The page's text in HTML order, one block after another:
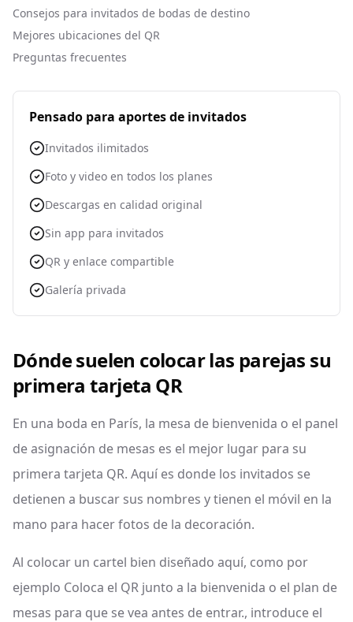
Consejos para invitados de bodas de destino
Mejores ubicaciones del QR
Preguntas frecuentes
Pensado para aportes de invitados
Invitados ilimitados
Foto y video en todos los planes
Descargas en calidad original
Sin app para invitados
QR y enlace compartible
Galería privada
Dónde suelen colocar las parejas su
primera tarjeta QR
En una boda en París, la mesa de bienvenida o el panel
de asignación de mesas es el mejor lugar para su
primera tarjeta QR. Aquí es donde los invitados se
detienen a buscar sus nombres y tienen el móvil en la
mano para hacer fotos de la decoración.
Al colocar un cartel bien diseñado aquí, como por
ejemplo Coloca el QR junto a la bienvenida o el plan de
mesas para que se vea antes de entrar., introduce el